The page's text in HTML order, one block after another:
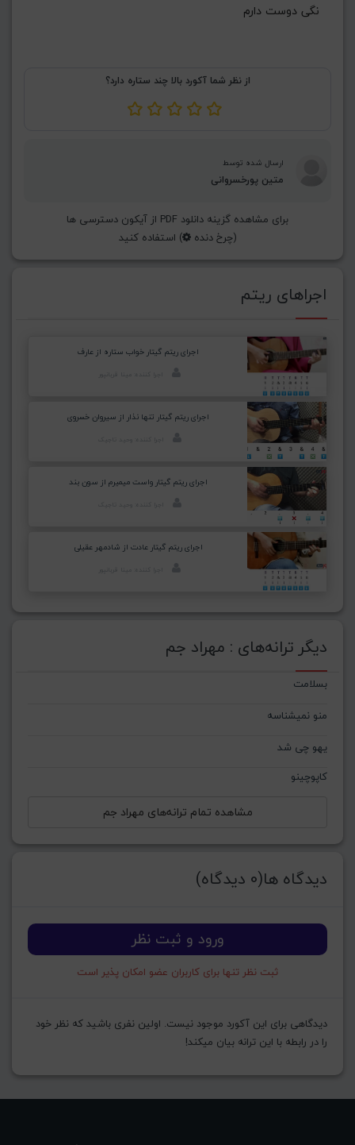
نگی دوست دارم
از نظر شما آکورد بالا چند ستاره دارد؟
ارسال شده توسط
متین پورخسروانی
برای مشاهده گزینه دانلود PDF از آیکون دسترسی ها
(چرخ دنده ) استفاده کنید
اجراهای ریتم
اجرای ریتم گیتار خواب ستاره از عارف
اجرای ریتم گیتار تنها نذار از سیروان خسروی
اجرای ریتم گیتار واست میمیرم از سون بند
اجرای ریتم گیتار عادت از شادمهر عقیلی
دیگر ترانه‌های : مهراد جم
بسلامت
منو نمیشناسه
یهو چی شد
کاپوچینو
مشاهده تمام ترانه‌های مهراد جم
دیدگاه ها(0 دیدگاه)
ورود و ثبت نظر
ثبت نظر تنها برای کاربران عضو امکان پذیر است
دیدگاهی برای این آکورد موجود نیست. اولین نفری باشید که نظر خود
را در رابطه با این ترانه بیان میکند!